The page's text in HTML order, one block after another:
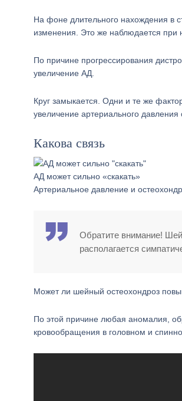
На фоне длительного нахождения в
изменения. Это же наблюдается при
По причине прогрессирования
увеличение АД.
Круг замыкается. Одни и те же
увеличение артериального давления
Какова связь
АД может сильно «скакать»
Артериальное давление и
Обратите внимание!
располагается
Может ли шейный остеохондроз
По этой причине любая аномалия,
кровообращения в головном и